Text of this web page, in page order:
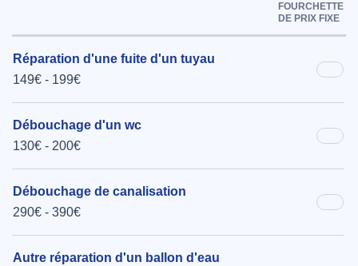
FOURCHETTE
DE PRIX FIXE
Réparation d'une fuite d'un tuyau
149€ - 199€
Débouchage d'un wc
130€ - 200€
Débouchage de canalisation
290€ - 390€
Autre réparation d'un ballon d'eau